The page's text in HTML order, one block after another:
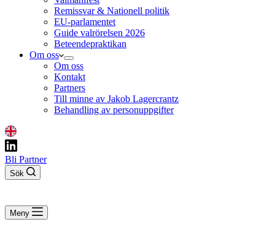
Remissvar & Nationell politik
EU-parlamentet
Guide valrörelsen 2026
Beteendepraktikan
Om oss
Om oss
Kontakt
Partners
Till minne av Jakob Lagercrantz
Behandling av personuppgifter
Bli Partner
Sök
Meny